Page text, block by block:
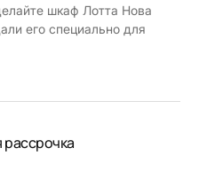
шкаф Лотта Нова
его специально для